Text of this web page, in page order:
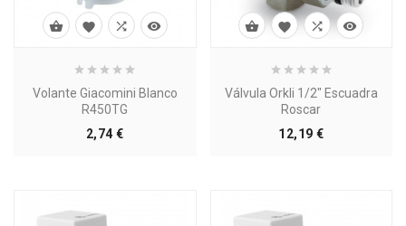
Volante Giacomini Blanco
R450TG
2,74 €Precio
   
Válvula Orkli 1/2" Escuadra
Roscar
12,19 €Precio
   